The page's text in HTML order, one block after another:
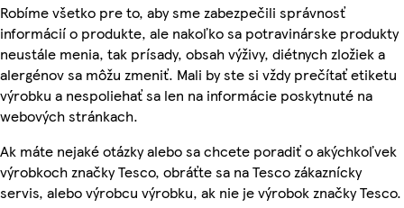
Robíme všetko pre to, aby sme zabezpečili správnosť
informácií o produkte, ale nakoľko sa potravinárske produkty
neustále menia, tak prísady, obsah výživy, diétnych zložiek a
alergénov sa môžu zmeniť. Mali by ste si vždy prečítať etiketu
výrobku a nespoliehať sa len na informácie poskytnuté na
webových stránkach.
Ak máte nejaké otázky alebo sa chcete poradiť o akýchkoľvek
výrobkoch značky Tesco, obráťte sa na Tesco zákaznícky
servis, alebo výrobcu výrobku, ak nie je výrobok značky Tesco.